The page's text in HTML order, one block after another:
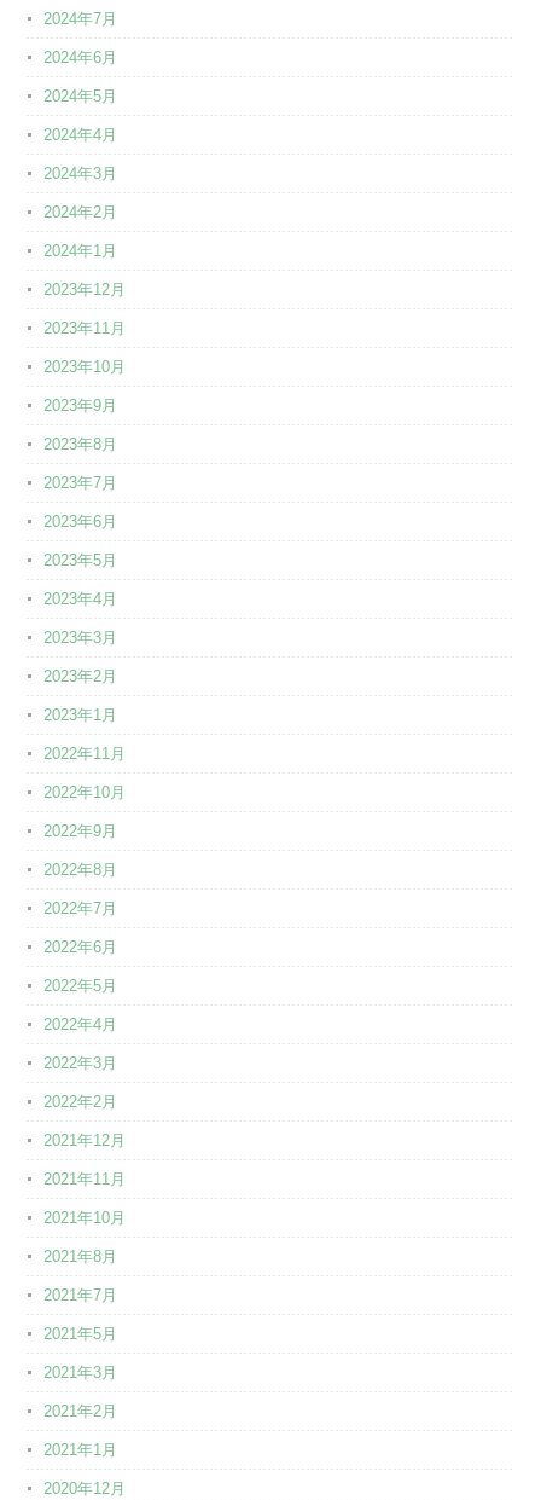
2024年7月
2024年6月
2024年5月
2024年4月
2024年3月
2024年2月
2024年1月
2023年12月
2023年11月
2023年10月
2023年9月
2023年8月
2023年7月
2023年6月
2023年5月
2023年4月
2023年3月
2023年2月
2023年1月
2022年11月
2022年10月
2022年9月
2022年8月
2022年7月
2022年6月
2022年5月
2022年4月
2022年3月
2022年2月
2021年12月
2021年11月
2021年10月
2021年8月
2021年7月
2021年5月
2021年3月
2021年2月
2021年1月
2020年12月